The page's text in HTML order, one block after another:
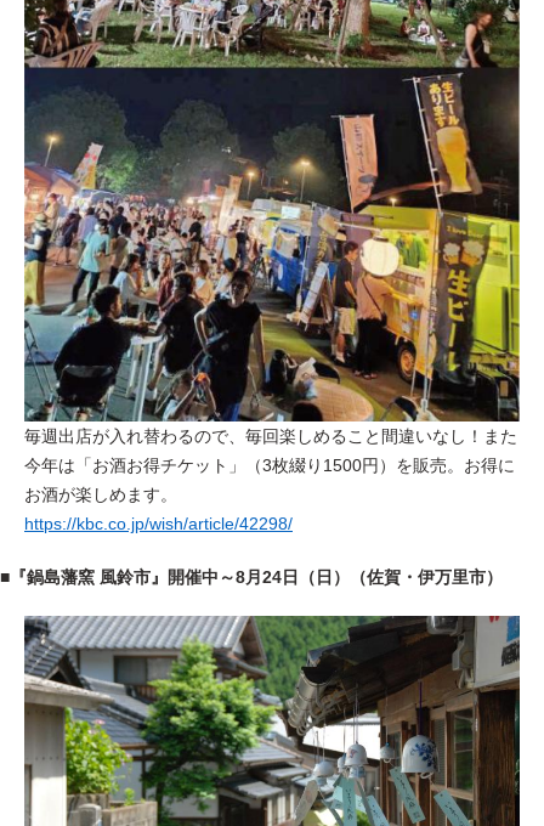
毎週出店が入れ替わるので、毎回楽しめること間違いなし！また
今年は「お酒お得チケット」（3枚綴り1500円）を販売。お得に
お酒が楽しめます。
https://kbc.co.jp/wish/article/42298/
■『鍋島藩窯 風鈴市』開催中～8月24日（日）（佐賀・伊万里市）